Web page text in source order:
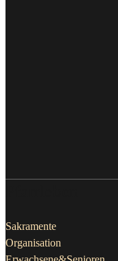
Sakramente
Organisation